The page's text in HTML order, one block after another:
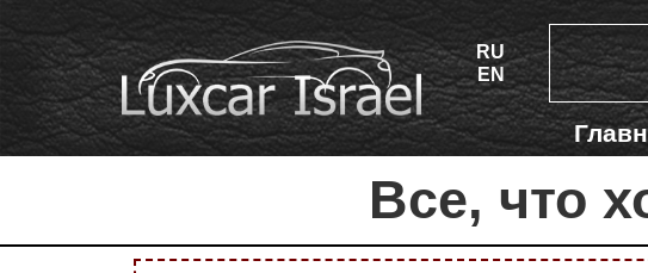
RU
EN
Все, что